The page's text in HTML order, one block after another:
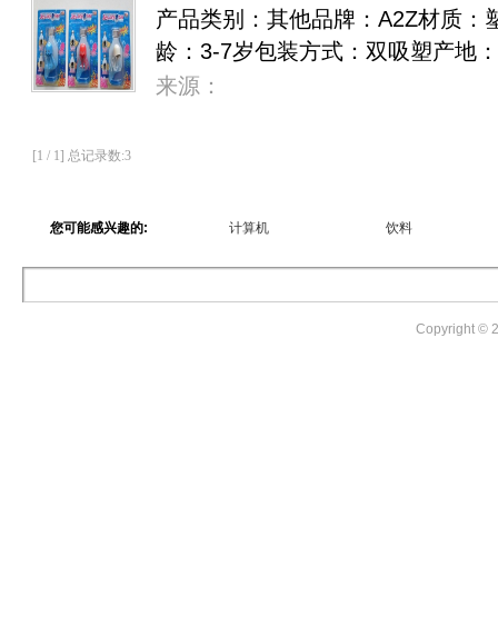
产品类别：其他品牌：A2Z材质：
龄：3-7岁包装方式：双吸塑产地
来源：
[1 / 1] 总记录数:3
您可能感兴趣的: 计算机 饮料
Copyright ©